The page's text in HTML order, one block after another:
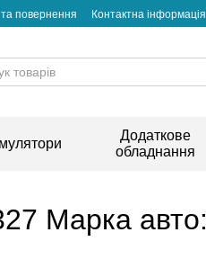
повернення Контактна інформація
Додаткове
обладнання
Марка авто: